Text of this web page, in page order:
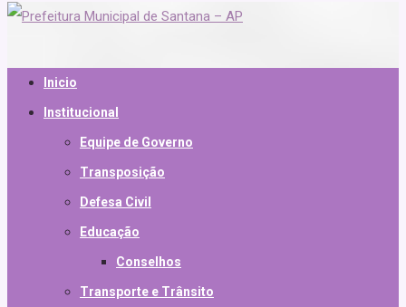
Inicio
Institucional
Equipe de Governo
Transposição
Defesa Civil
Educação
Conselhos
Transporte e Trânsito